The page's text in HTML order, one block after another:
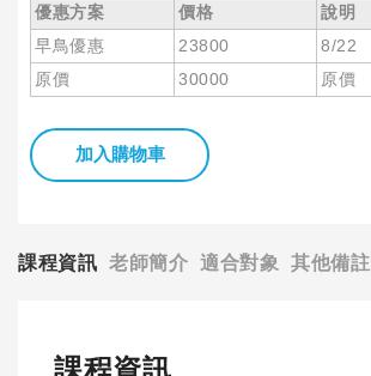
優惠方案 價格
說明
早鳥優惠
23800
8/22
原價
30000 原價
加入購物車
課程資訊 老師簡介 適合對象 其他備註
課程資訊